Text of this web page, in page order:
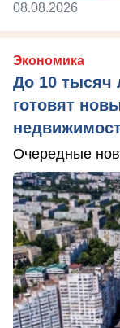
08.08.2026
Экономика
До 10 тысяч
готовят
Очередные